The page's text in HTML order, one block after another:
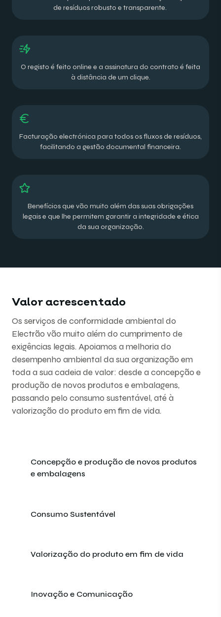
de resíduos robusto e transparente.
O registo é feito online e a assinatura do contrato é feita
à distância de um clique.
Facturação electrónica para todos os fluxos de resíduos,
facilitando a gestão documental financeira.
Benefícios que vão muito além das suas obrigações
legais e que lhe permitem garantir a integridade e ética
da sua organização.
Valor acrescentado
Os serviços de conformidade ambiental do
Electrão vão muito além do cumprimento de
exigências legais. Apoiamos a melhoria do
desempenho ambiental da sua organização em
toda a sua cadeia de valor: desde a concepção e
produção de novos produtos e embalagens,
passando pelo consumo sustentável, até à
valorização do produto em fim de vida.
Concepção e produção de novos produtos
e embalagens
Consumo Sustentável
Valorização do produto em fim de vida
Inovação e Comunicação